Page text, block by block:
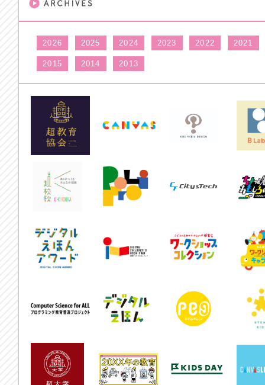
2026 2025 2024 2023 2022 2021
2015 2014 2013